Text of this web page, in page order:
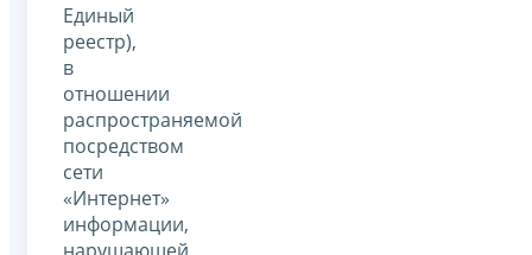
Единый
реестр),
в
отношении
распространяемой
посредством
сети
«Интернет»
информации,